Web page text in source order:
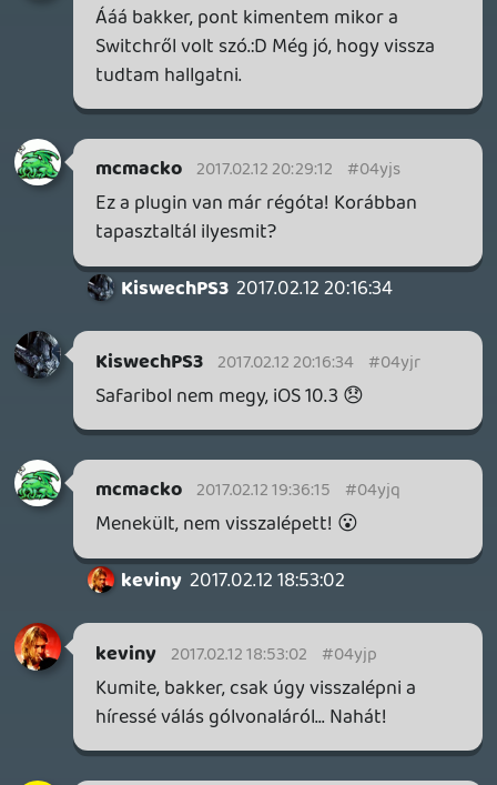
rehynn4 2017.02.11 18:39:47 #04yjg
Szerintem nincs itt nagy megfejtés. Aki ma
Magyarországon videojátékos szaklapot
indít, az vagy naiv, vagy valamilyen oknál
fogva el akar égetni pár millió forintot.
rehynn4 2017.02.11 18:36:29 #04yjf
Teljesen jó kis rendezvény, a főszervezőt
pedig már egyetem óta egy imádnivaló
srácként ismerem, de az 1500 sok érte,
mikor az egyetlen Vive-en (ahol egy óra
egyébként előregisztrált emberek miatt
még franc tudja, mennyit kell várnod) és
különlegesség nincs. Inkább játszóház
jellegű buli volt, amivel amúgy semmi gond
lesz is még.
sQr
Ebben nem vagyok biztos, hogy a
szerkesztőség kompetens. Mire lennél
[ természetesen magáról a jelenségről, a
print magazinokról én is szívesen
hallgatnám őket ]